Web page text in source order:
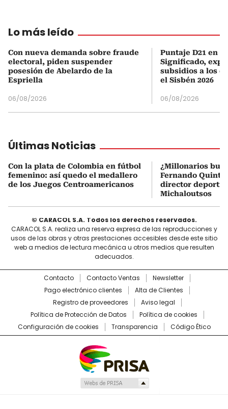
Lo más leído
Con nueva demanda sobre fraude
electoral, piden suspender
posesión de Abelardo de la
Espriella
06/08/2026
Puntaje D21 en
Significado,
subsidios a los
el Sisbén 2026
06/08/2026
Últimas Noticias
Con la plata de Colombia en fútbol
femenino: así quedo el medallero
de los Juegos Centroamericanos
¿Millonarios
Fernando
director
Michaloutsos
© CARACOL S.A. Todos los derechos reservados.
CARACOL S.A. realiza una reserva expresa de las reproducciones y
usos de las obras y otras prestaciones accesibles desde este sitio
web a medios de lectura mecánica u otros medios que resulten
adecuados.
Contacto Contacto Ventas
Newsletter
Pago electrónico clientes
Alta de Clientes
Registro de proveedores
Aviso legal
Política de Protección de Datos
Política de cookies
Configuración de cookies
Transparencia Código Ético